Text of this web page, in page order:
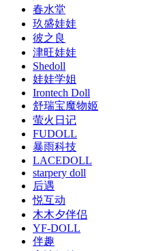
春水堂
玖盛娃娃
彼之良
津旺娃娃
Shedoll
娃娃学姐
Irontech Doll
舒瑞宝魔物姬
萤火日记
FUDOLL
暴雨科技
LACEDOLL
starpery doll
后遇
悦互动
木木夕伴侣
YF-DOLL
伴趣